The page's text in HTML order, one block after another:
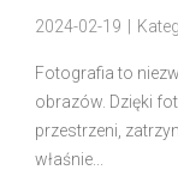
2024-02-19 |
Fotografia to
obrazów. Dzięki
przestrzeni,
właśnie...